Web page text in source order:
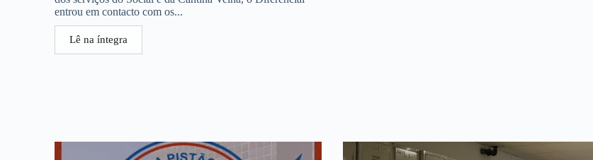
entrou em contacto com os...
Lê na íntegra